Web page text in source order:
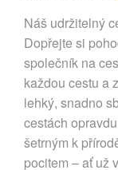
Náš udržitelný
Dopřejte si
společník na
každou cestu a
lehký, snadno
cestách
šetrným k
pocitem – ať už